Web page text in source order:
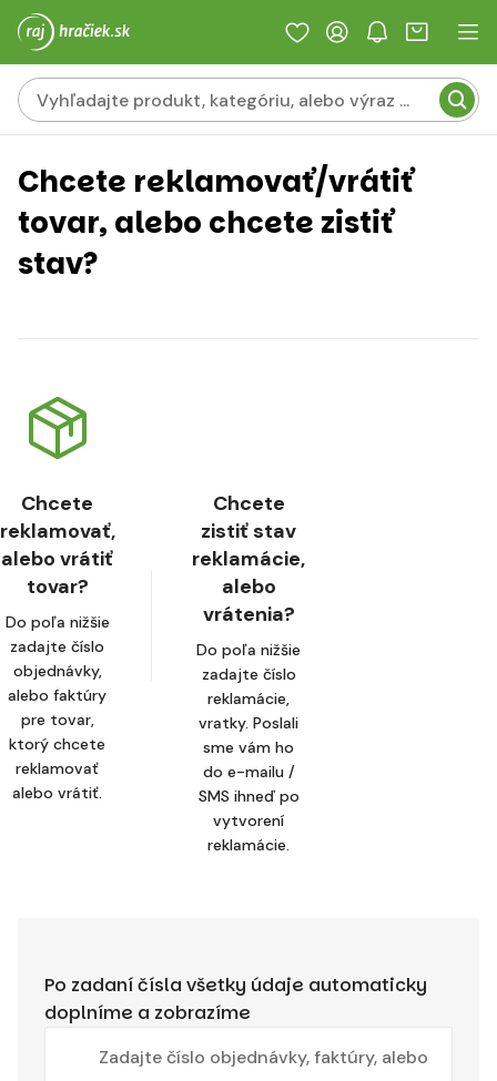
Chcete reklamovať/vrátiť
tovar, alebo chcete zistiť
stav?
Chcete
reklamovať,
alebo vrátiť
tovar?
Do poľa nižšie
zadajte číslo
objednávky,
alebo faktúry
pre tovar,
ktorý chcete
reklamovať
alebo vrátiť.
Chcete
zistiť stav
reklamácie,
alebo
vrátenia?
Do poľa nižšie
zadajte číslo
reklamácie,
vratky. Poslali
sme vám ho
do e-mailu /
SMS ihneď po
vytvorení
reklamácie.
Po zadaní čísla všetky údaje automaticky
doplníme a zobrazíme